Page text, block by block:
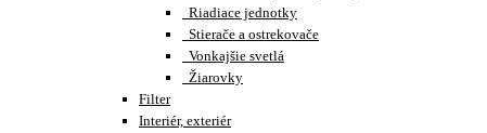
Riadiace jednotky
Stierače a ostrekovače
Vonkajšie svetlá
Žiarovky
Filter
Interiér, exteriér